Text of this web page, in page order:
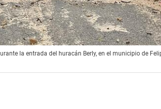
la entrada del huracán Berly, en el municipio de